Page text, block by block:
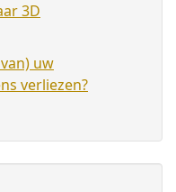
3D
uw
verliezen?